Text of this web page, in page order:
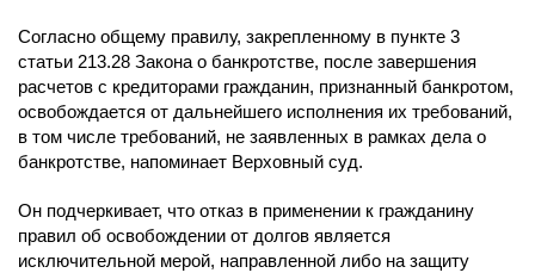
Согласно общему правилу, закрепленному в пункте 3
статьи 213.28 Закона о банкротстве, после завершения
расчетов с кредиторами гражданин, признанный банкротом,
освобождается от дальнейшего исполнения их требований,
в том числе требований, не заявленных в рамках дела о
банкротстве, напоминает Верховный суд.
Он подчеркивает, что отказ в применении к гражданину
правил об освобождении от долгов является
исключительной мерой, направленной либо на защиту